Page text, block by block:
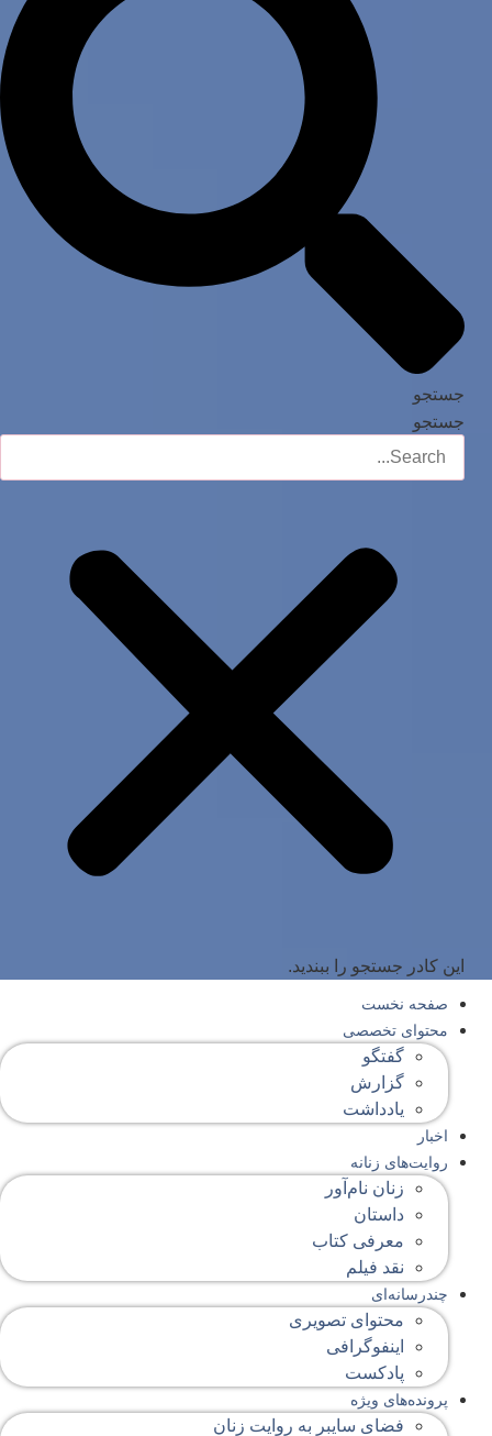
جستجو
جستجو
این کادر جستجو را ببندید.
صفحه‌ نخست
محتوای‌ تخصصی
گفتگو
گزارش
یادداشت
اخبار
روایت‌های زنانه
زنان نام‌آور
داستان
معرفی کتاب
نقد فیلم
چندرسانه‌ای
محتوای تصویری
اینفوگرافی
پادکست
پرونده‌های ویژه
فضای سایبر به روایت زنان